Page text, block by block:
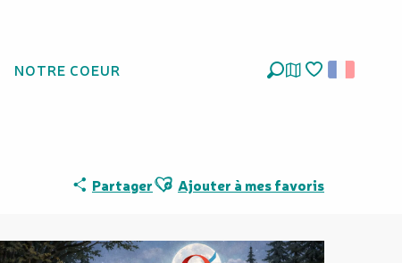
NOTRE COEUR
PartagerAjouter aux favoris
Ajouter à mes favoris